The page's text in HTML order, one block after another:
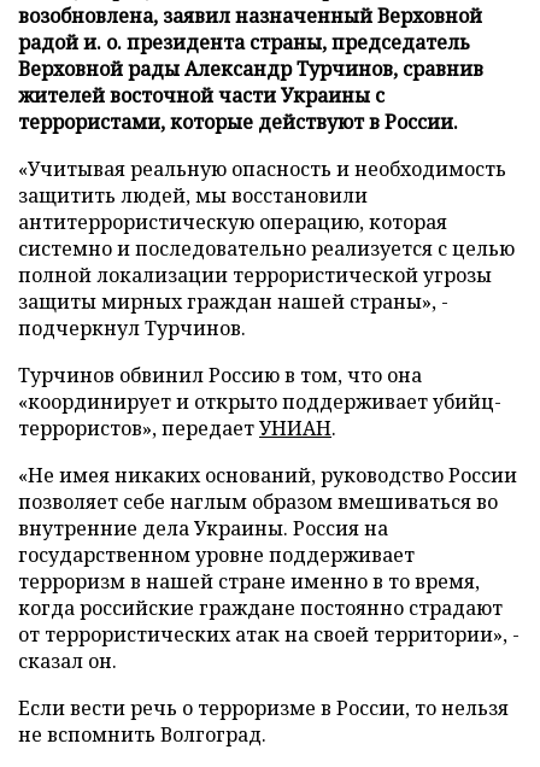
возобновлена, заявил назначенный Верховной
радой и. о. президента страны, председатель
Верховной рады Александр Турчинов, сравнив
жителей восточной части Украины с
террористами, которые действуют в России.
«Учитывая реальную опасность и необходимость
защитить людей, мы восстановили
антитеррористическую операцию, которая
системно и последовательно реализуется с целью
полной локализации террористической угрозы
защиты мирных граждан нашей страны», -
подчеркнул Турчинов.
Турчинов обвинил Россию в том, что она
«координирует и открыто поддерживает убийц-
террористов»,передаетУНИАН.
«Не имея никаких оснований, руководство России
позволяет себе наглым образом вмешиваться во
внутренние дела Украины. Россия на
государственном уровне поддерживает
терроризм в нашей стране именно в то время,
когда российские граждане постоянно страдают
от террористических атак на своей территории», -
сказал он.
Если вести речь о терроризме в России, то нельзя
не вспомнить Волгоград.